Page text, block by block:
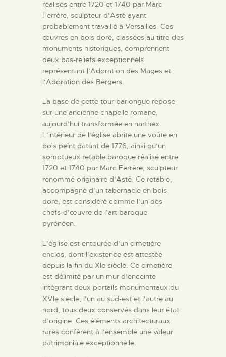
réalisés entre 1720 et 1740 par Marc
Ferrère, sculpteur d’Asté ayant
probablement travaillé à Versailles. Ces
œuvres en bois doré, classées au titre des
monuments historiques, comprennent
deux bas-reliefs exceptionnels
représentant l’Adoration des Mages et
l’Adoration des Bergers.
La base de cette tour barlongue repose
sur une ancienne chapelle romane,
aujourd’hui transformée en narthex.
L’intérieur de l’église abrite une voûte en
bois peint datant de 1776, ainsi qu’un
somptueux retable baroque réalisé entre
1720 et 1740 par Marc Ferrère, sculpteur
renommé originaire d’Asté. Ce retable,
accompagné d’un tabernacle en bois
doré, est considéré comme l’un des
chefs-d’œuvre de l’art baroque
pyrénéen.
L’église est entourée d’un cimetière
enclos, dont l’existence est attestée
depuis la fin du XIe siècle. Ce cimetière
est délimité par un mur d’enceinte
intégrant deux portails monumentaux du
XVIe siècle, l’un au sud-est et l’autre au
nord, tous deux conservés dans leur état
d’origine. Ces éléments architecturaux
rares confèrent à l’ensemble une valeur
patrimoniale exceptionnelle.